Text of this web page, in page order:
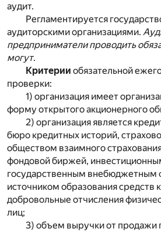
аудит.
Регламентируется
аудиторскими организациями.
предприниматели проводить
могут.
Критерии обязательной
проверки:
1) организация имеет
форму открытого акционерного
2) организация является
бюро кредитных историй,
обществом взаимного
фондовой биржей,
государственным внебюджетным
источником образования средств
добровольные отчисления
лиц;
3) объем выручки от продажи